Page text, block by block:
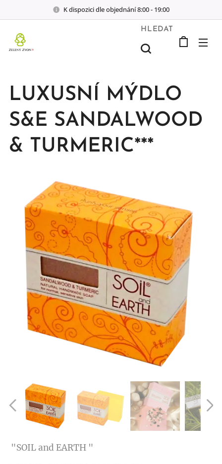
K dispozici dle objednání 8:00 - 19:00
HLEDAT
LUXUSNÍ MÝDLO
S&E SANDALWOOD
& TURMERIC***
"SOIL and EARTH "